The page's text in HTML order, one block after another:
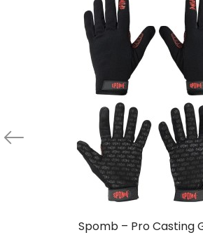
Spomb – Pro Casting